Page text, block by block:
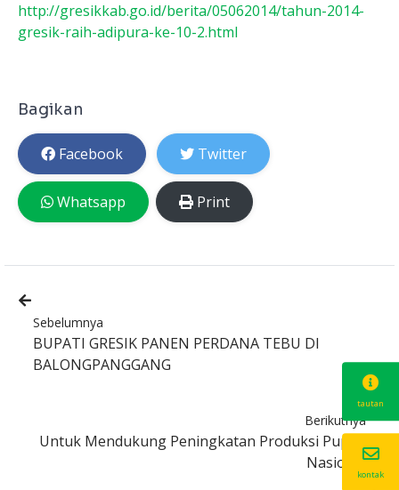
http://gresikkab.go.id/berita/05062014/tahun-2014-
gresik-raih-adipura-ke-10-2.html
Bagikan
Facebook Twitter
Whatsapp Print
Sebelumnya
BUPATI GRESIK PANEN PERDANA TEBU DI
BALONGPANGGANG
Berikutnya
Untuk Mendukung Peningkatan Produksi Pupuk
Nasional
tautan
kontak